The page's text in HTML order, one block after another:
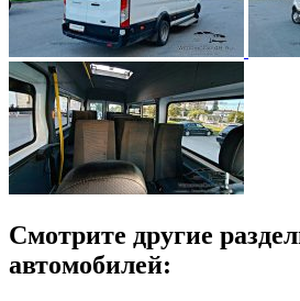
Смотрите другие
автомобилей: